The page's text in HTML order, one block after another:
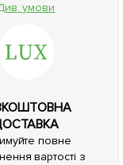
умови
повне
вартості з